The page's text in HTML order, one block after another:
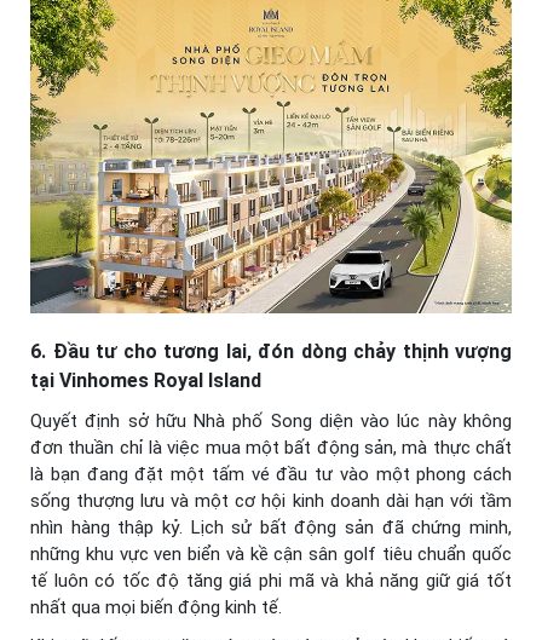
6. Đầu tư cho tương lai, đón dòng chảy thịnh vượng
tại Vinhomes Royal Island
Quyết định sở hữu Nhà phố Song diện vào lúc này không
đơn thuần chỉ là việc mua một bất động sản, mà thực chất
là bạn đang đặt một tấm vé đầu tư vào một phong cách
sống thượng lưu và một cơ hội kinh doanh dài hạn với tầm
nhìn hàng thập kỷ. Lịch sử bất động sản đã chứng minh,
những khu vực ven biển và kề cận sân golf tiêu chuẩn quốc
tế luôn có tốc độ tăng giá phi mã và khả năng giữ giá tốt
nhất qua mọi biến động kinh tế.